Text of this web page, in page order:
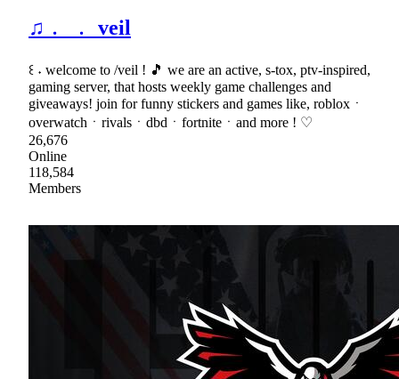
♫﹒ ﹒ veil
꒰ ˖ welcome to /veil ! 🎵 we are an active, s-tox, ptv-inspired,
gaming server, that hosts weekly game challenges and
giveaways! join for funny stickers and games like, robloxㆍ
overwatchㆍrivalsㆍdbdㆍfortniteㆍand more ! ♡
26,676
Online
118,584
Members